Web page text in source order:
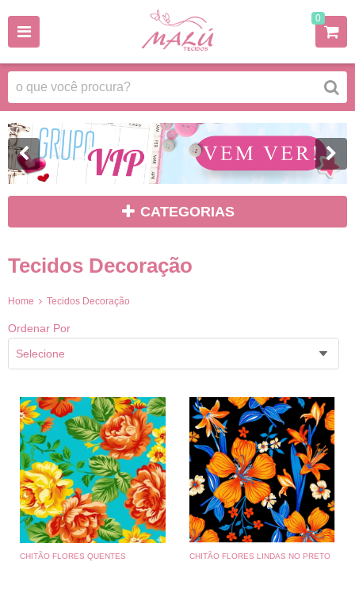
0
CATEGORIAS
Tecidos Decoração
Home Tecidos Decoração
Ordenar Por
Selecione
CHITÃO FLORES QUENTES CHITÃO FLORES LINDAS NO PRETO